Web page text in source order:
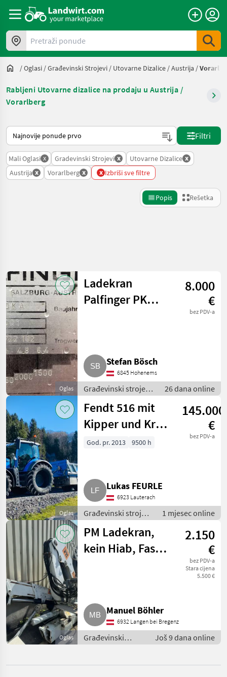
Pretraži ponude
/Oglasi /Građevinski Strojevi / Utovarne Dizalice /Austrija /
Rabljeni Utovarne dizalice na prodaju u Austrija /
Vorarlberg
Tako se sortira na Landwirt.com
Filtri
Mali Oglasi x Gradevinski Strojevi x Utovarne Dizalice x
Austrija x Vorarlberg x x Izbriši sve filtre
Popis Rešetka
Kategorija 4 Država 2
TRENUTNA
STAZA
Izgradnja
Gradevinski
Strojevi
Utovarne
Dizalice
Utovarne dizalice
3
MARKETPLACE
Marketplace
Ponude
trgovaca
Mali
oglasi
Poništi
Prikaži 3
rezultata
Oglas
Ladekran
Palfinger PK
8.000
€
bez PDV-a
Stefan Bösch
6845 Hohenems
Građevinski strojevi
/ Utovarne dizalice
26 dana online
Oglas
Fendt 516 mit
Kipper und Kran
Vario
145.000
€
bez PDV-a
God. pr. 2013 9500 h
Lukas FEURLE
6923 Lauterach
Građevinski strojevi
/ Utovarne dizalice
1 mjesec online
Oglas
PM Ladekran,
kein Hiab, Fassi,
2.150
€
bez PDV-a
Stara cijena
5.500 €
Manuel Böhler
6932 Langen bei Bregenz
Građevinski
strojevi /
Još 9 dana online